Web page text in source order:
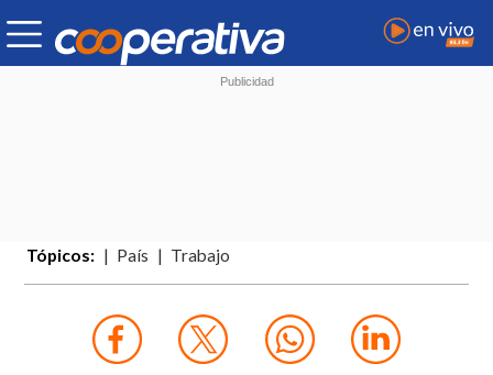
Tópicos: País Trabajo